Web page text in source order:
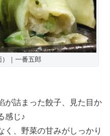
｜一番五郎
が詰まった餃子、見た目か
感じ♪
く、野菜の甘みがしっかり